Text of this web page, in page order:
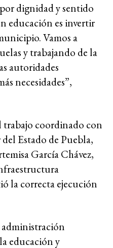
dignidad y sentido
educación es invertir
Vamos a
y trabajando de la
autoridades
necesidades”,
coordinado con
Estado de Puebla,
García Chávez,
la correcta ejecución
educación y